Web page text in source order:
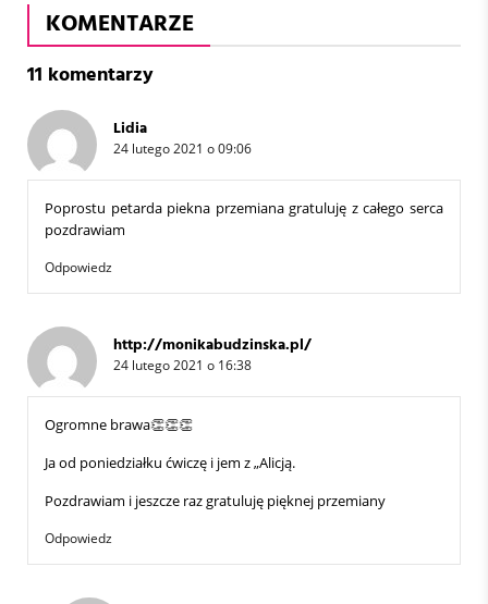
KOMENTARZE
11 komentarzy
Lidia
24 lutego 2021 o 09:06
Poprostu petarda piekna przemiana gratuluję z całego serca
pozdrawiam
Odpowiedz
http://monikabudzinska.pl/
24 lutego 2021 o 16:38
Ogromne brawa👏👏👏
Ja od poniedziałku ćwiczę i jem z „Alicją.
Pozdrawiam i jeszcze raz gratuluję pięknej przemiany
Odpowiedz